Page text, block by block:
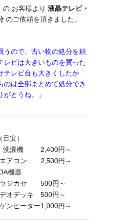
の お客様より 液晶テレビ・
のご依頼を頂きました。
うので、古い物の処分を頼
レビは大きいものを買った
テレビ台も大きくしたか
のは全部まとめて処分でき
とうね。」
安）
洗濯機
2,400円～
エアコン
2,500円～
機器
ラジカセ
500円～
オデッキ
500円～
ンヒーター1,000円～